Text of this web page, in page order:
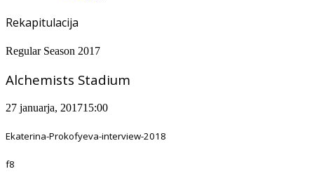
Rekapitulacija
Regular Season 2017
Alchemists Stadium
27 januarja, 201715:00
Ekaterina-Prokofyeva-interview-2018
f8